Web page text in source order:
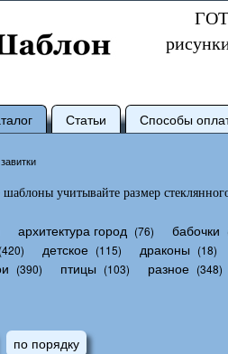
Статьи Способы
завитки
учитывайте размер
архитектура город (76) бабочки
(420) детское (115) драконы (18)
(390) птицы (103) разное (348)
по порядку